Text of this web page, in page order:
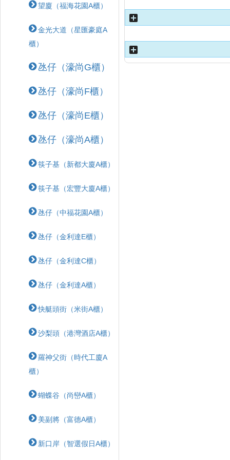
望廈（福海花園A櫃）
金光大道（星匯豪庭A
櫃）
氹仔（濠尚G櫃）
氹仔（濠尚F櫃）
氹仔（濠尚E櫃）
氹仔（濠尚A櫃）
筷子基（新都大廈A櫃）
筷子基（宏豐大廈A櫃）
氹仔（中福花園A櫃）
氹仔（金利達E櫃）
氹仔（金利達C櫃）
氹仔（金利達A櫃）
快艇頭街（米街A櫃）
沙梨頭（港灣酒店A櫃）
羅神父街（時代工廈A
櫃）
蝴蝶⾕（尚巒A櫃）
美副將（富德A櫃）
新口岸（智選假日A櫃）